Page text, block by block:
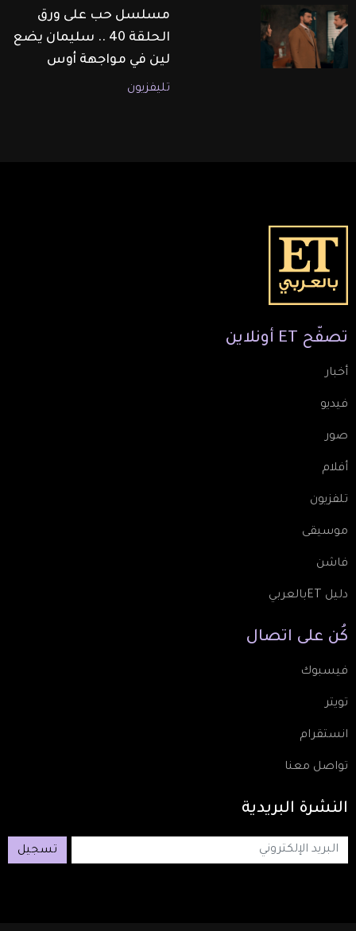
مسلسل حب على ورق
الحلقة 40 .. سليمان يضع
لين في مواجهة أوس
تليفزيون
تصفّح ET أونلاين
أخبار
فيديو
صور
أفلام
تلفزيون
موسيقى
فاشن
دليل ETبالعربي
كُن على اتصال
فيسبوك
تويتر
انستقرام
تواصل معنا
النشرة البريدية
تسجيل